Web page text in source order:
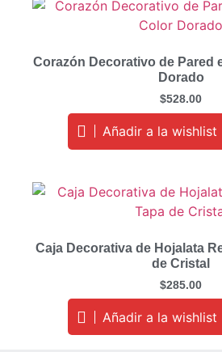
Corazón Decorativo de Pared
Dorado
$528.00
Añadir a la wishlist
Caja Decorativa de Hojalata
de Cristal
$285.00
Añadir a la wishlist